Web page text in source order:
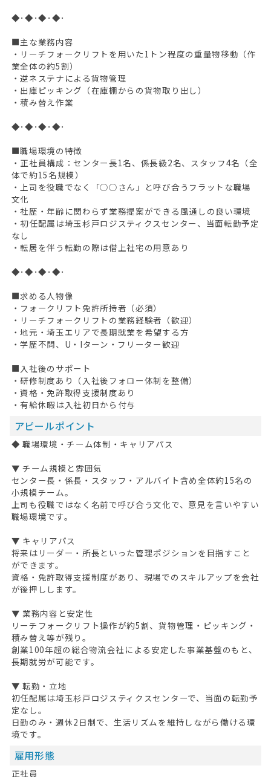
HOME
無料会員登録
ログイン
キープした求人
最近見た求人
◆･◆･◆･◆･
■主な業務内容
・リーチフォークリフトを用いた1トン程度の重量物移動（作
業全体の約5割）
・逆ネステナによる貨物管理
・出庫ピッキング（在庫棚からの貨物取り出し）
・積み替え作業
◆･◆･◆･◆･
■職場環境の特徴
・正社員構成：センター長1名、係長級2名、スタッフ4名（全
体で約15名規模）
・上司を役職でなく「○○さん」と呼び合うフラットな職場
文化
・社歴・年齢に関わらず業務提案ができる風通しの良い環境
・初任配属は埼玉杉戸ロジスティクスセンター、当面転勤予定
なし
・転居を伴う転勤の際は借上社宅の用意あり
◆･◆･◆･◆･
■求める人物像
・フォークリフト免許所持者（必須）
・リーチフォークリフトの業務経験者（歓迎）
・地元・埼玉エリアで長期就業を希望する方
・学歴不問、U・Iターン・フリーター歓迎
■入社後のサポート
・研修制度あり（入社後フォロー体制を整備）
・資格・免許取得支援制度あり
・有給休暇は入社初日から付与
アピールポイント
◆ 職場環境・チーム体制・キャリアパス
▼ チーム規模と雰囲気
センター長・係長・スタッフ・アルバイト含め全体約15名の
小規模チーム。
上司も役職ではなく名前で呼び合う文化で、意見を言いやすい
職場環境です。
▼ キャリアパス
将来はリーダー・所長といった管理ポジションを目指すこと
ができます。
資格・免許取得支援制度があり、現場でのスキルアップを会社
が後押しします。
▼ 業務内容と安定性
リーチフォークリフト操作が約5割、貨物管理・ピッキング・
積み替え等が残り。
創業100年超の総合物流会社による安定した事業基盤のもと、
長期就労が可能です。
▼ 転勤・立地
初任配属は埼玉杉戸ロジスティクスセンターで、当面の転勤予
定なし。
日勤のみ・週休2日制で、生活リズムを維持しながら働ける環
境です。
雇用形態
正社員